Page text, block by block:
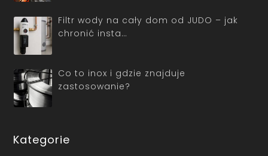
Filtr wody na cały dom od JUDO – jak
chronić insta…
Co to inox i gdzie znajduje
zastosowanie?
Kategorie